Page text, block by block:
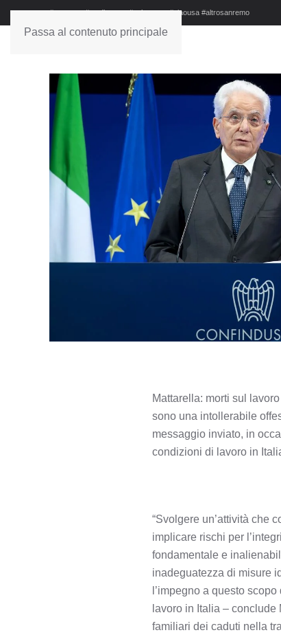
Passa al contenuto principale
#sanremo #studionews #askanews #ciaousa #altrosanremo
Mattarella: morti sul
sono una intollerabile
messaggio inviato, in
condizioni di lavoro in
“Svolgere un’attività che
implicare rischi per
fondamentale e
inadeguatezza di misure
l’impegno a questo
lavoro in Italia –
familiari dei caduti nella